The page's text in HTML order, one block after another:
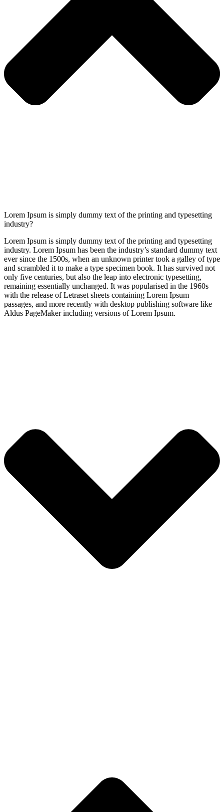
Lorem Ipsum is simply dummy text of the printing and typesetting
industry?
Lorem Ipsum is simply dummy text of the printing and typesetting
industry. Lorem Ipsum has been the industry’s standard dummy text
ever since the 1500s, when an unknown printer took a galley of type
and scrambled it to make a type specimen book. It has survived not
only five centuries, but also the leap into electronic typesetting,
remaining essentially unchanged. It was popularised in the 1960s
with the release of Letraset sheets containing Lorem Ipsum
passages, and more recently with desktop publishing software like
Aldus PageMaker including versions of Lorem Ipsum.